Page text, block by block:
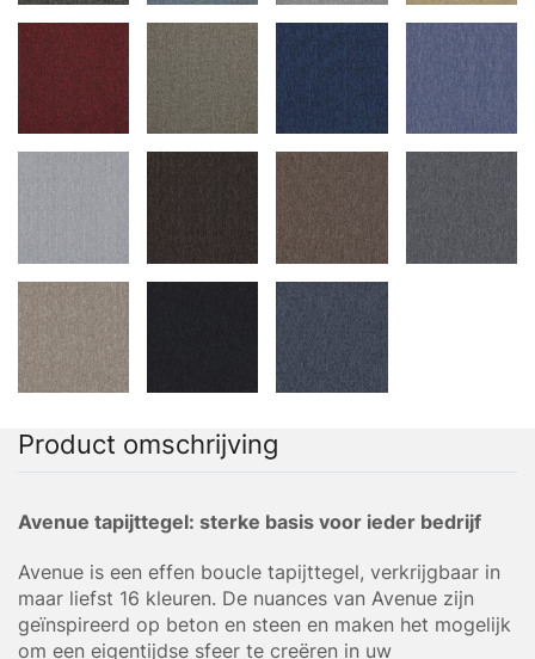
Product omschrijving
Avenue tapijttegel: sterke basis voor ieder bedrijf
Avenue is een effen boucle tapijttegel, verkrijgbaar in
maar liefst 16 kleuren. De nuances van Avenue zijn
geïnspireerd op beton en steen en maken het mogelijk
om een eigentijdse sfeer te creëren in uw